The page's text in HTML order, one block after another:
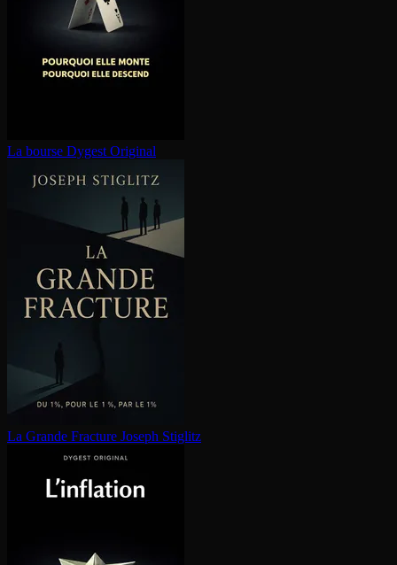
La bourse Dygest Original
La Grande Fracture Joseph Stiglitz